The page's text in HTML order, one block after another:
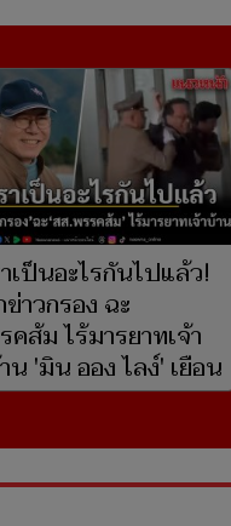
เป็นอะไรกันไปแล้ว!
าวกรอง ฉะ
ส้ม ไร้มารยาทเจ้า
น 'มิน ออง ไลง์' เยือน